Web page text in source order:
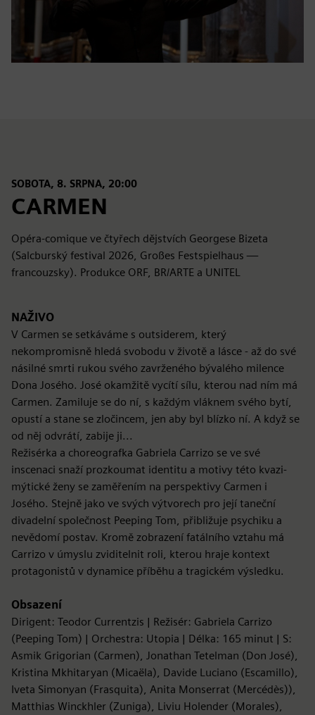
SOBOTA, 8. SRPNA, 20:00
CARMEN
Opéra-comique ve čtyřech dějstvích Georgese Bizeta
(Salcburský festival 2026, Großes Festspielhaus —
francouzsky). Produkce ORF, BR/ARTE a UNITEL
NAŽIVO
V Carmen se setkáváme s outsiderem, který
nekompromisně hledá svobodu v životě a lásce - až do své
násilné smrti rukou svého zavrženého bývalého milence
Dona Josého. José okamžitě vycítí sílu, kterou nad ním má
Carmen. Zamiluje se do ní, s každým vláknem svého bytí,
opustí a stane se zločincem, jen aby byl blízko ní. A když se
od něj odvrátí, zabije ji...
Režisérka a choreografka Gabriela Carrizo se ve své
inscenaci snaží prozkoumat identitu a motivy této kvazi-
mýtické ženy se zaměřením na perspektivy Carmen i
Josého. Stejně jako ve svých výtvorech pro její taneční
divadelní společnost Peeping Tom, přibližuje psychiku a
nevědomí postav. Kromě zobrazení fatálního vztahu má
Carrizo v úmyslu zviditelnit roli, kterou hraje kontext
protagonistů v dynamice příběhu a tragickém výsledku.
Obsazení
Dirigent: Teodor Currentzis | Režisér: Gabriela Carrizo
(Peeping Tom) | Orchestra: Utopia | Délka: 165 minut | S:
Asmik Grigorian (Carmen), Jonathan Tetelman (Don José),
Kristina Mkhitaryan (Micaëla), Davide Luciano (Escamillo),
Iveta Simonyan (Frasquita), Anita Monserrat (Mercédès)),
Matthias Winckhler (Zuniga), Liviu Holender (Morales),